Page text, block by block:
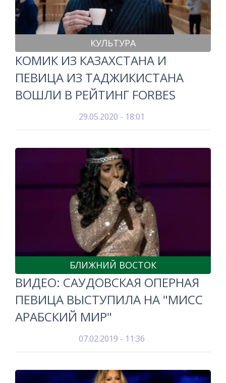
КУЛЬТУРА
КОМИК ИЗ КАЗАХСТАНА И
ПЕВИЦА ИЗ ТАДЖИКИСТАНА
ВОШЛИ В РЕЙТИНГ FORBES
29.05.2020 - 18:01
БЛИЖНИЙ ВОСТОК
ВИДЕО: САУДОВСКАЯ ОПЕРНАЯ
ПЕВИЦА ВЫСТУПИЛА НА "МИСС
АРАБСКИЙ МИР"
07.02.2019 - 11:36